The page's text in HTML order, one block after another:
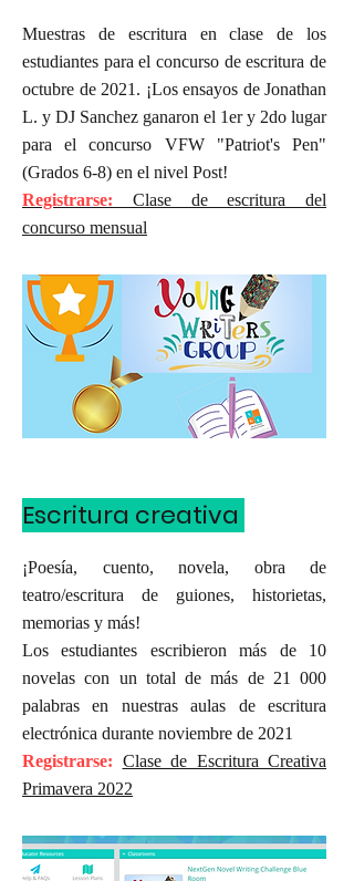
Muestras de escritura en clase de los
estudiantes para el concurso de escritura de
octubre de 2021. ¡Los ensayos de Jonathan
L. y DJ Sanchez ganaron el 1er y 2do lugar
para el concurso VFW "Patriot's Pen"
(Grados 6-8) en el nivel Post!
Registrarse: Clase de escritura del
concurso mensual
Escritura creativa
¡Poesía, cuento, novela, obra de
teatro/escritura de guiones, historietas,
memorias y más!
Los estudiantes escribieron más de 10
novelas con un total de más de 21 000
palabras en nuestras aulas de escritura
electrónica durante noviembre de 2021
Registrarse: Clase de Escritura Creativa
Primavera 2022